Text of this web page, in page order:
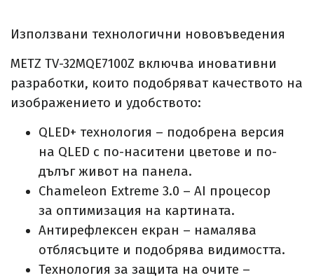
Използвани технологични нововъведения
METZ TV-32MQE7100Z включва иновативни
разработки, които подобряват качеството на
изображението и удобството:
QLED+ технология – подобрена версия
на QLED с по-наситени цветове и по-
дълъг живот на панела.
Chameleon Extreme 3.0 – AI процесор
за оптимизация на картината.
Антирефлексен екран – намалява
отблясъците и подобрява видимостта.
Технология за защита на очите –